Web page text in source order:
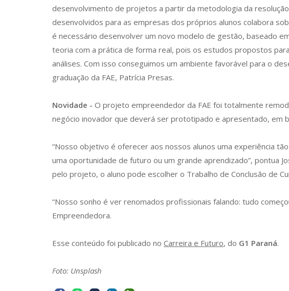
desenvolvimento de projetos a partir da metodologia da
desenvolvidos para as empresas dos próprios alunos colabora
é necessário desenvolver um novo modelo de gestão, baseado
teoria com a prática de forma real, pois os estudos propostos
análises. Com isso conseguimos um ambiente favorável para o
graduação da FAE, Patrícia Presas.
Novidade - O projeto empreendedor da FAE foi totalmente
negócio inovador que deverá ser prototipado e apresentado, em
“Nosso objetivo é oferecer aos nossos alunos uma experiência
uma oportunidade de futuro ou um grande aprendizado”, pontua
pelo projeto, o aluno pode escolher o Trabalho de Conclusão de
“Nosso sonho é ver renomados profissionais falando: tudo
Empreendedora.
Esse conteúdo foi publicado no Carreira e Futuro, do G1 Paraná.
Foto: Unsplash